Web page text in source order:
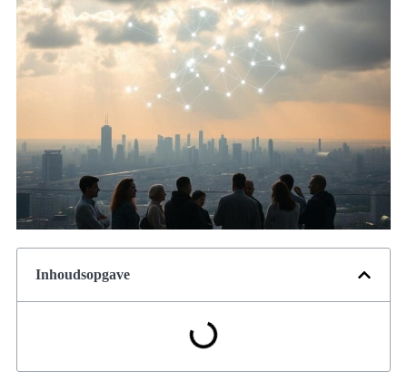
Inhoudsopgave